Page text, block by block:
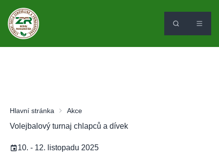
Hlavní stránka Akce
Volejbalový turnaj chlapců a dívek
10. - 12. listopadu 2025